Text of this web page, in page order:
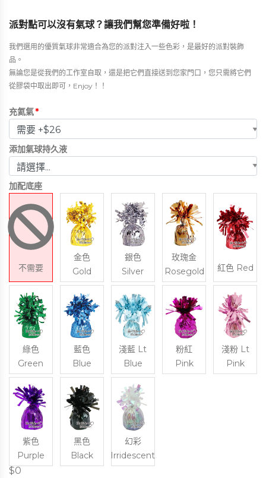
派對點可以沒有氣球？讓我們幫您準備好啦！
我們選用的優質氣球非常適合為您的派對注入一些色彩，是最好的派對裝飾
品。
無論您是從我們的工作室自取，還是把它們直接送到您家門口，您只需將它們
從膠袋中取出即可，Enjoy！！
充氦氣*
添加氣球持久液
加配底座
不需要
金色
Gold
銀色
Silver
玫瑰金
Rosegold
紅色 Red
綠色
Green
藍色
Blue
淺藍 Lt
Blue
粉紅
Pink
淺粉 Lt
Pink
紫色
Purple
黑色
Black
幻彩
Irridescent
$0